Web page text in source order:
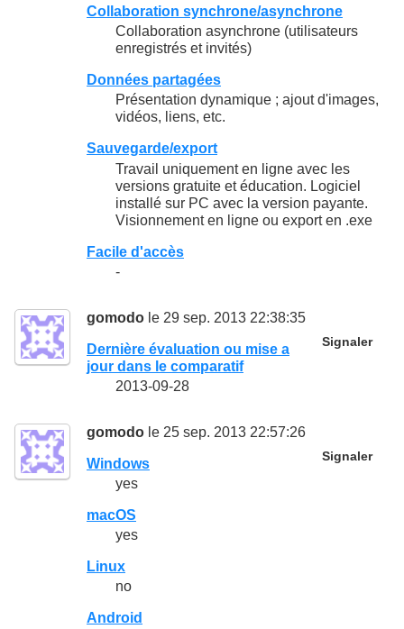
Collaboration synchrone/asynchrone
Collaboration asynchrone (utilisateurs
enregistrés et invités)
Données partagées
Présentation dynamique ; ajout d'images,
vidéos, liens, etc.
Sauvegarde/export
Travail uniquement en ligne avec les
versions gratuite et éducation. Logiciel
installé sur PC avec la version payante.
Visionnement en ligne ou export en .exe
Facile d'accès
-
gomodo le 29 sep. 2013 22:38:35
Signaler
Dernière évaluation ou mise a
jour dans le comparatif
2013-09-28
gomodo le 25 sep. 2013 22:57:26
Signaler
Windows
yes
macOS
yes
Linux
no
Android